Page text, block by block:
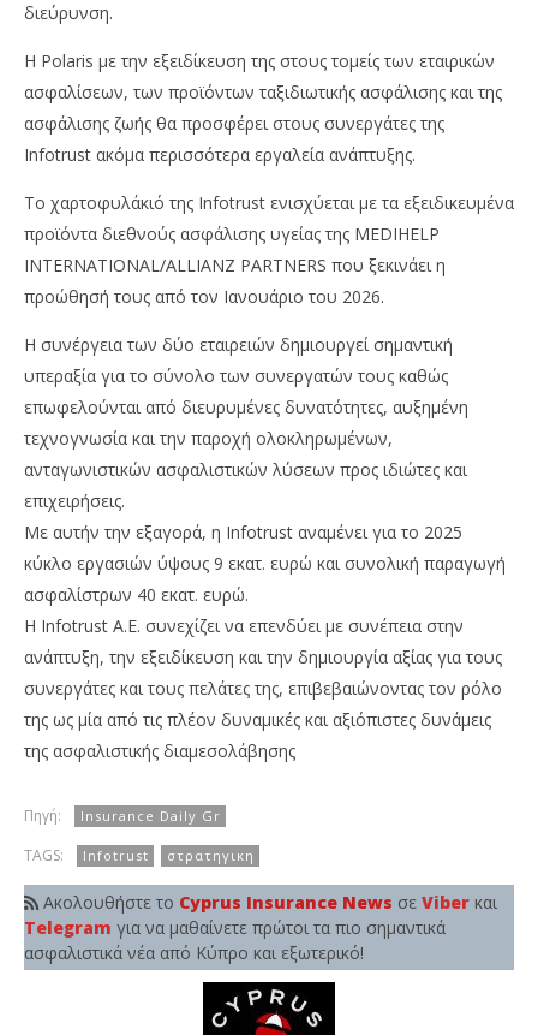
διεύρυνση.
Η Polaris με την εξειδίκευση της στους τομείς των εταιρικών
ασφαλίσεων, των προϊόντων ταξιδιωτικής ασφάλισης και της
ασφάλισης ζωής θα προσφέρει στους συνεργάτες της
Infotrust ακόμα περισσότερα εργαλεία ανάπτυξης.
Το χαρτοφυλάκιό της Infotrust ενισχύεται με τα εξειδικευμένα
προϊόντα διεθνούς ασφάλισης υγείας της MEDIHELP
INTERNATIONAL/ALLIANZ PARTNERS που ξεκινάει η
προώθησή τους από τον Ιανουάριο του 2026.
Η συνέργεια των δύο εταιρειών δημιουργεί σημαντική
υπεραξία για το σύνολο των συνεργατών τους καθώς
επωφελούνται από διευρυμένες δυνατότητες, αυξημένη
τεχνογνωσία και την παροχή ολοκληρωμένων,
ανταγωνιστικών ασφαλιστικών λύσεων προς ιδιώτες και
επιχειρήσεις.
Με αυτήν την εξαγορά, η Infotrust αναμένει για το 2025
κύκλο εργασιών ύψους 9 εκατ. ευρώ και συνολική παραγωγή
ασφαλίστρων 40 εκατ. ευρώ.
Η Infotrust Α.Ε. συνεχίζει να επενδύει με συνέπεια στην
ανάπτυξη, την εξειδίκευση και την δημιουργία αξίας για τους
συνεργάτες και τους πελάτες της, επιβεβαιώνοντας τον ρόλο
της ως μία από τις πλέον δυναμικές και αξιόπιστες δυνάμεις
της ασφαλιστικής διαμεσολάβησης
Πηγή: Insurance Daily Gr
TAGS: Infotrust στρατηγικη
Ακολουθήστε το Cyprus Insurance News σε Viber και
Telegram για να μαθαίνετε πρώτοι τα πιο σημαντικά
ασφαλιστικά νέα από Κύπρο και εξωτερικό!